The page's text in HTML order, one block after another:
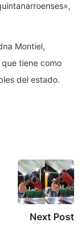
Montiel,
tiene como
del estado.
Next Post